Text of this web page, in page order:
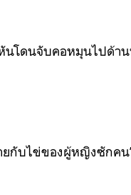
นโดนจับคอหมุนไปด้า
ายกับไข่ของผู้หญิงซักคน